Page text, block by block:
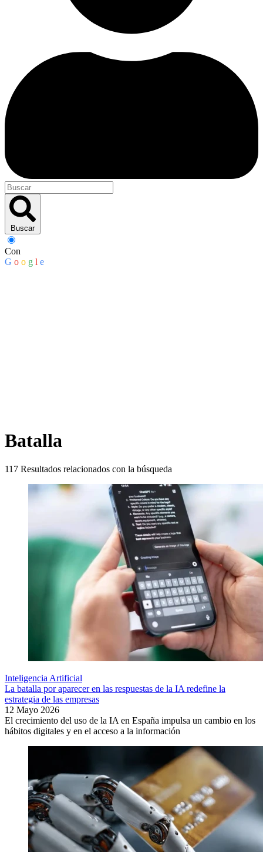
Buscar
Con
G o o g l e
Batalla
117 Resultados relacionados con la búsqueda
Inteligencia Artificial
La batalla por aparecer en las respuestas de la IA redefine la
estrategia de las empresas
12 Mayo 2026
El crecimiento del uso de la IA en España impulsa un cambio en los
hábitos digitales y en el acceso a la información